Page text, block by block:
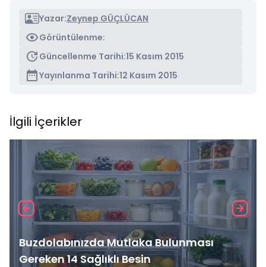
Yazar:Zeynep GÜÇLÜCAN
Görüntülenme:
Güncellenme Tarihi:15 Kasım 2015
Yayınlanma Tarihi:12 Kasım 2015
İlgili İçerikler
Buzdolabınızda Mutlaka Bulunması
Gereken 14 Sağlıklı Besin